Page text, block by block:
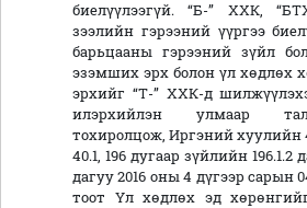
биелүүлээгүй. “Б-” ХХК,
зээлийн гэрээний үүргээ
барьцааны гэрээний зүйл
эзэмших эрх болон үл хөдлөх
эрхийг “Т-” ХХК-д
илэрхийлэн улмаар
тохиролцож, Иргэний хуулийн
40.1, 196 дугаар зүйлийн 196.1.2
дагуу 2016 оны 4 дүгээр сарын
тоот Үл хөдлөх эд